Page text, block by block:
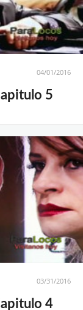
04/01/2016
5
03/31/2016
4